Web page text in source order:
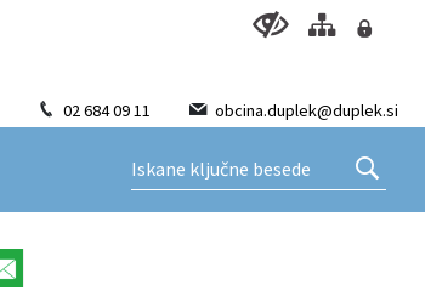
02 684 09 11 obcina.duplek@duplek.si